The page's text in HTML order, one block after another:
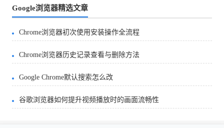
Google浏览器精选文章
Chrome浏览器初次使用安装操作全流程
Chrome浏览器历史记录查看与删除方法
Google Chrome默认搜索怎么改
谷歌浏览器如何提升视频播放时的画面流畅性